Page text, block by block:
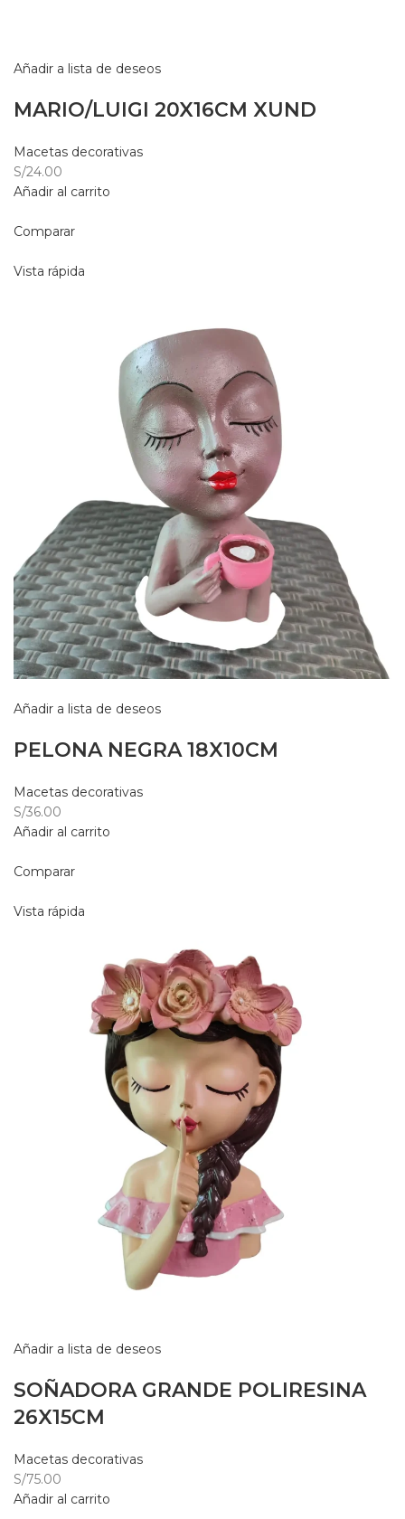
Añadir a lista de deseos
MARIO/LUIGI 20X16CM XUND
Macetas decorativas
S/24.00
Añadir al carrito
Comparar
Vista rápida
Añadir a lista de deseos
PELONA NEGRA 18X10CM
Macetas decorativas
S/36.00
Añadir al carrito
Comparar
Vista rápida
Añadir a lista de deseos
SOÑADORA GRANDE POLIRESINA
26X15CM
Macetas decorativas
S/75.00
Añadir al carrito